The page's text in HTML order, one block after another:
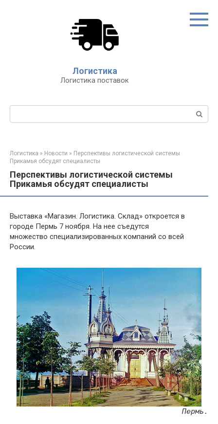
Логистика
Логистика поставок
Поиск:
Логистика » Новости » Перспективы логистической системы
Прикамья обсудят специалисты
Перспективы логистической системы
Прикамья обсудят специалисты
Выставка «Магазин. Логистика. Склад» откроется в
городе Пермь 7 ноября. На нее съедутся
множество специализированных компаний со всей
России.
Пермь.